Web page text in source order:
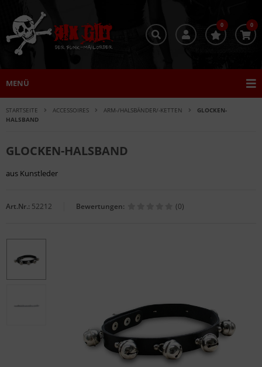
0 0
MENÜ
STARTSEITE ACCESSOIRES ARM-/HALSBÄNDER/-KETTEN
GLOCKEN-
HALSBAND
GLOCKEN-HALSBAND
aus Kunstleder
Art.Nr.: 52212 Bewertungen: (0)